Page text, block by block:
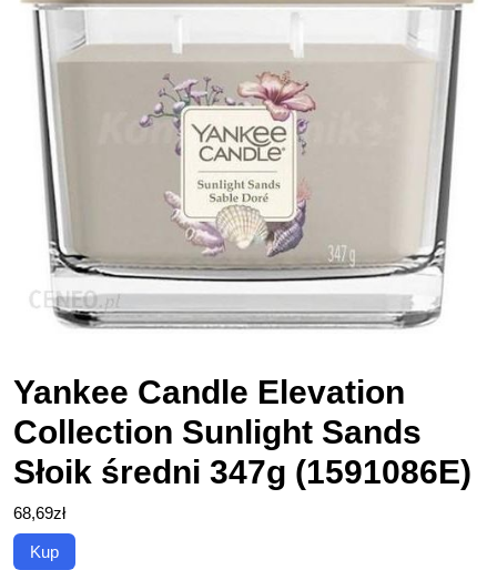
Yankee Candle Elevation
Collection Sunlight Sands
Słoik średni 347g (1591086E)
68,69zł
Kup